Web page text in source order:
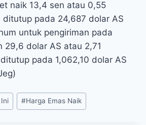
naik 13,4 sen atau 0,55
ditutup pada 24,687 dolar AS
untuk pengiriman pada
29,6 dolar AS atau 2,71
pada 1,062,10 dolar AS
#Harga Emas Naik